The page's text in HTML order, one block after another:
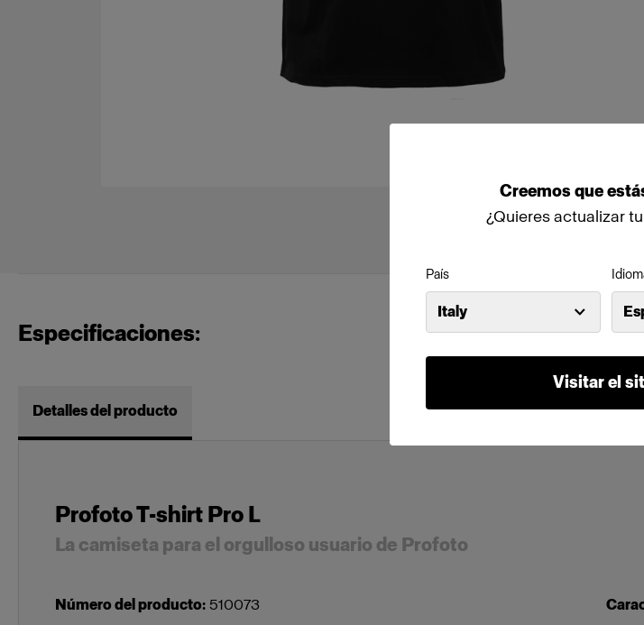
Creemos que
¿Quieres actualizar
País
Italy
Visitar el
Especificaciones:
Detalles del producto
Profoto T-shirt Pro L
La camiseta para el orgulloso usuario de Profoto
Número del producto: 510073